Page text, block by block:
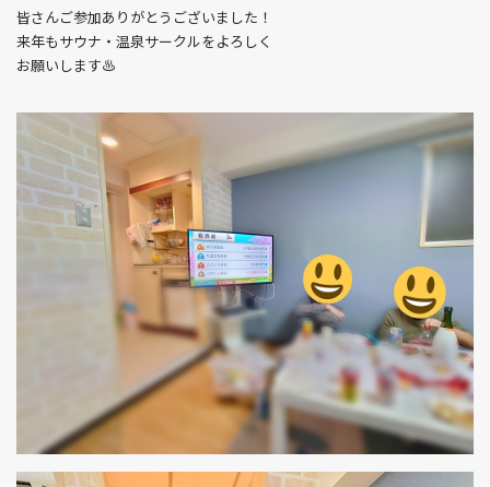
皆さんご参加ありがとうございました！
来年もサウナ・温泉サークルをよろしく
お願いします♨️